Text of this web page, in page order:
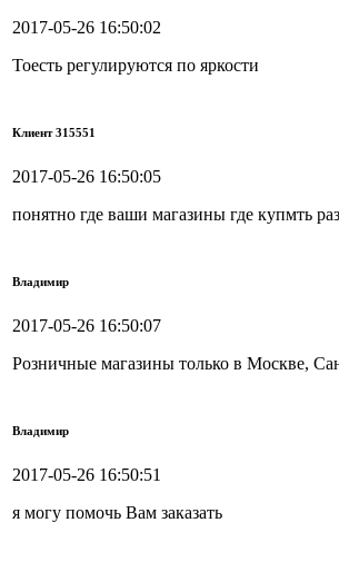
2017-05-26 16:50:02
Тоесть регулируются по яркости
Клиент 315551
2017-05-26 16:50:05
понятно где ваши магазины где купмть
Владимир
2017-05-26 16:50:07
Розничные магазины только в Москве,
Владимир
2017-05-26 16:50:51
я могу помочь Вам заказать